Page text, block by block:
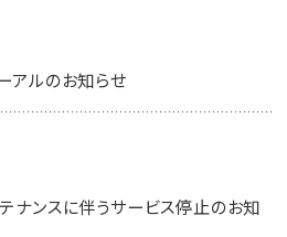
アルのお知らせ
ナンスに伴うサービス停止のお知